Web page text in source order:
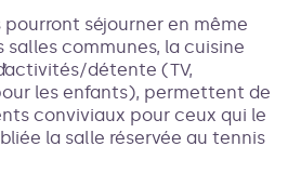
séjourner en même
salles communes, la cuisine
détente (TV,
les enfants), permettent de
conviviaux pour ceux qui le
la salle réservée au tennis